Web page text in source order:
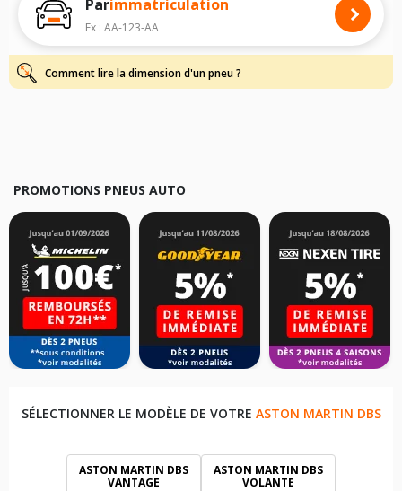
Pour cela, veuillez sélectionner le modèle de votre véhicule ci-dessous :
Les résultats de votre recherche sont donnés à titre indicatif. Il est
fortement recommandé de vérifier en amont la dimension des pneus
montés sur votre véhicule, sans oublier les indices de charge et de
vitesse, indispensables pour que votre dimension soit complète.
Parimmatriculation
Ex : AA-123-AA
Comment lire la dimension d'un pneu ?
PROMOTIONS PNEUS AUTO
SÉLECTIONNER LE MODÈLE DE VOTRE ASTON MARTIN DBS
ASTON MARTIN DBS
VANTAGE
ASTON MARTIN DBS
VOLANTE